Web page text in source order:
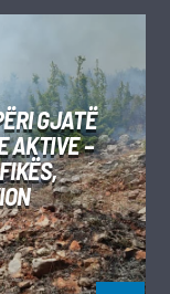
GJATË
AKTIVE –